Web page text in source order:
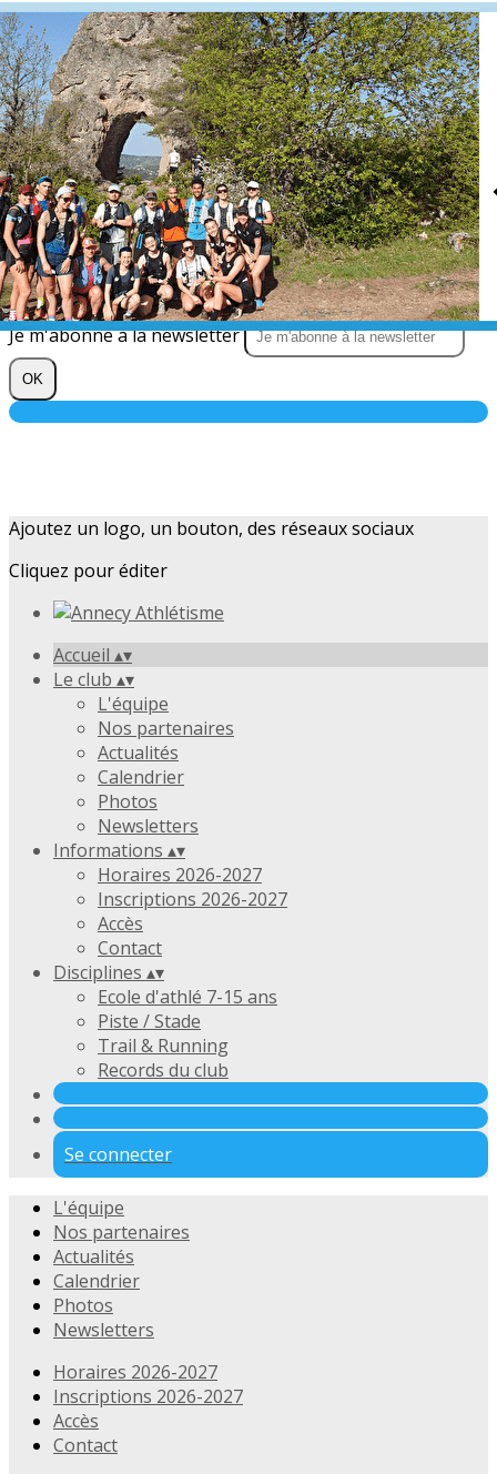
Exporter les lignes sélectionnées
Exporter toutes les colonnes
Exporter uniquement les colonnes affichées
Menu
?>
Images de la page d'accueil
Cliquez pour éditer
Texte, bouton et/ou inscription à la newsletter
Cliquez pour éditer
Je m'abonne à la newsletter
OK
Ajoutez un logo, un bouton, des réseaux sociaux
Cliquez pour éditer
Accueil ▴▾
Le club ▴▾
L'équipe
Nos partenaires
Actualités
Calendrier
Photos
Newsletters
Informations ▴▾
Horaires 2026-2027
Inscriptions 2026-2027
Accès
Contact
Disciplines ▴▾
Ecole d'athlé 7-15 ans
Piste / Stade
Trail & Running
Records du club
Se connecter
L'équipe
Nos partenaires
Actualités
Calendrier
Photos
Newsletters
Horaires 2026-2027
Inscriptions 2026-2027
Accès
Contact